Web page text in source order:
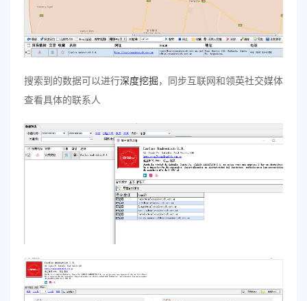
搜索到的数据可以进行深度挖掘，同步互联网和领英社交媒体
查看具体的联系人